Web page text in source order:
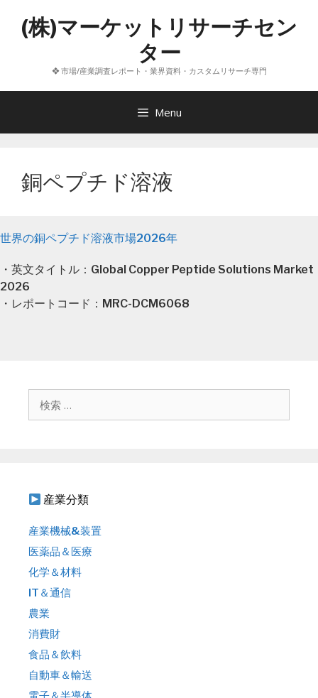
へ
(株)マーケットリサーチセン
ター
❖ 市場/産業調査レポート・業界資料・カスタムリサーチ専門
Menu
銅ペプチド溶液
世界の銅ペプチド溶液市場2026年
・英文タイトル：Global Copper Peptide Solutions Market
2026
・レポートコード：MRC-DCM6068
産業分類
産業機械&装置
医薬品＆医療
化学＆材料
IT＆通信
農業
消費財
食品＆飲料
自動車＆輸送